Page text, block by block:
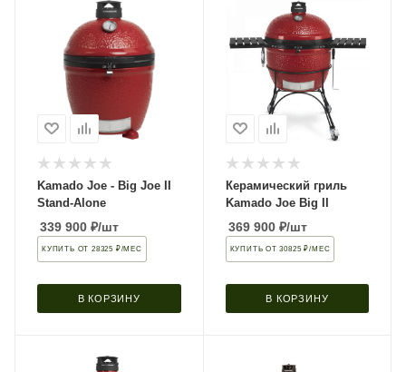
Kamado Joe - Big Joe II
Stand-Alone
339 900 ₽/шт
КУПИТЬ ОТ 28325 ₽/МЕС
В КОРЗИНУ
Керамический гриль
Kamado Joe Big II
369 900₽/шт
КУПИТЬ ОТ 30825 ₽/МЕС
В КОРЗИНУ